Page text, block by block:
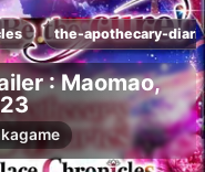
the-apothecary-
: Maomao,